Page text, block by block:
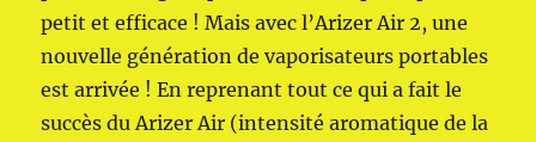
petit et efficace ! Mais avec l’Arizer Air 2, une
nouvelle génération de vaporisateurs portables
est arrivée ! En reprenant tout ce qui a fait le
succès du Arizer Air (intensité aromatique de la